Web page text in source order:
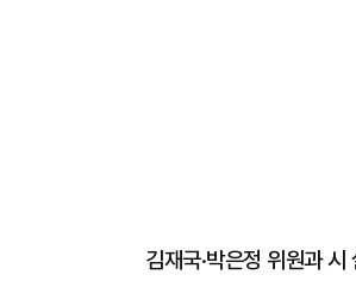
김재국·박은정 위원과